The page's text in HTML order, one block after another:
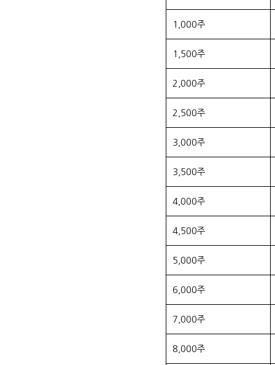
1,000주
1,500주
2,000주
2,500주
3,000주
3,500주
4,000주
4,500주
5,000주
6,000주
7,000주
8,000주